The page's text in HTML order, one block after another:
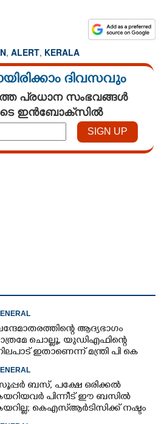
, ALERT, KERALA
ദിവസവും
പ്രധാന സംഭവങ്ങൾ
ഇൻബോക്സിൽ
ആദ്യഭാഗം
ചൊല്ലൂ,​ യുഡിഎഫിന്റെ
ഇതാണെന്ന് മന്ത്രി പി കെ
ബസ്, പക്ഷേ ഒരിക്കൽ
പിന്നീട് ഈ ബസിൽ
കെഎസ്ആർടിസിക്ക് നഷ്ടം